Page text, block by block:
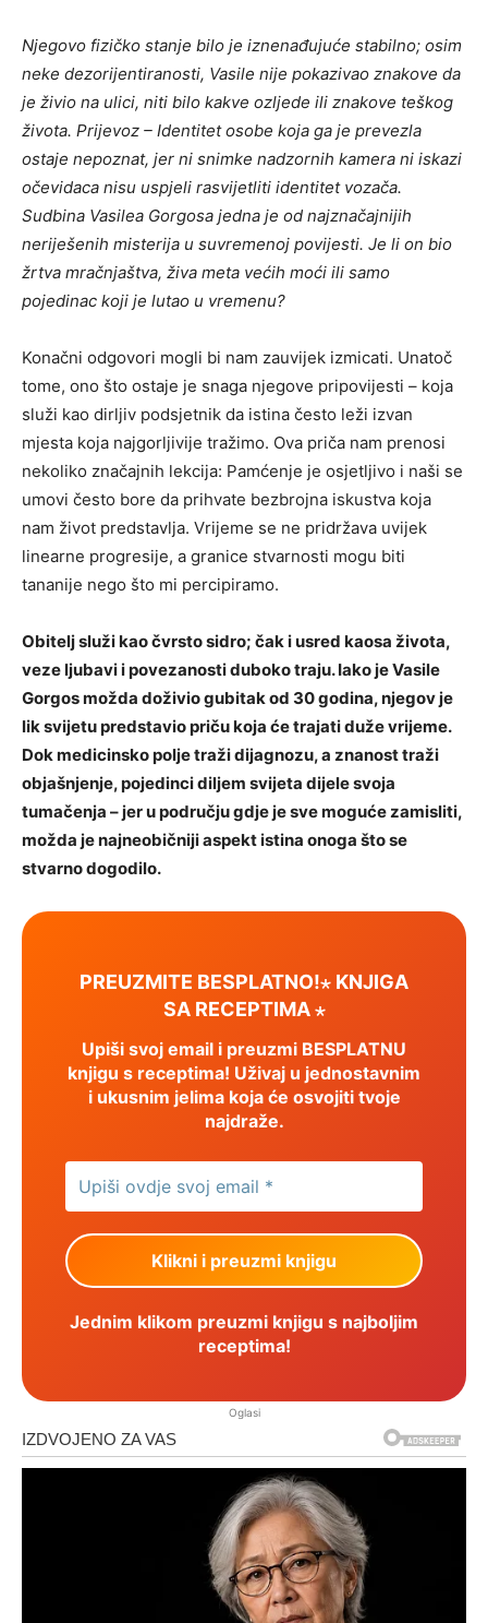
Njegovo fizičko stanje bilo je iznenađujuće stabilno; osim
neke dezorijentiranosti, Vasile nije pokazivao znakove da
je živio na ulici, niti bilo kakve ozljede ili znakove teškog
života. Prijevoz – Identitet osobe koja ga je prevezla
ostaje nepoznat, jer ni snimke nadzornih kamera ni iskazi
očevidaca nisu uspjeli rasvijetliti identitet vozača.
Sudbina Vasilea Gorgosa jedna je od najznačajnijih
neriješenih misterija u suvremenoj povijesti. Je li on bio
žrtva mračnjaštva, živa meta većih moći ili samo
pojedinac koji je lutao u vremenu?
Konačni odgovori mogli bi nam zauvijek izmicati. Unatoč
tome, ono što ostaje je snaga njegove pripovijesti – koja
služi kao dirljiv podsjetnik da istina često leži izvan
mjesta koja najgorljivije tražimo. Ova priča nam prenosi
nekoliko značajnih lekcija: Pamćenje je osjetljivo i naši se
umovi često bore da prihvate bezbrojna iskustva koja
nam život predstavlja. Vrijeme se ne pridržava uvijek
linearne progresije, a granice stvarnosti mogu biti
tananije nego što mi percipiramo.
Obitelj služi kao čvrsto sidro; čak i usred kaosa života,
veze ljubavi i povezanosti duboko traju. Iako je Vasile
Gorgos možda doživio gubitak od 30 godina, njegov je
lik svijetu predstavio priču koja će trajati duže vrijeme.
Dok medicinsko polje traži dijagnozu, a znanost traži
objašnjenje, pojedinci diljem svijeta dijele svoja
tumačenja – jer u području gdje je sve moguće zamisliti,
možda je najneobičniji aspekt istina onoga što se
stvarno dogodilo.
PREUZMITE BESPLATNO!⋆ KNJIGA
SA RECEPTIMA ⋆
Upiši svoj email i preuzmi BESPLATNU
knjigu s receptima! Uživaj u jednostavnim
i ukusnim jelima koja će osvojiti tvoje
najdraže.
Jednim klikom preuzmi knjigu s najboljim
receptima!
Oglasi